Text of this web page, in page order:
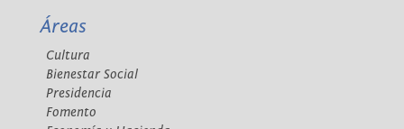
Áreas
Cultura
Bienestar Social
Presidencia
Fomento